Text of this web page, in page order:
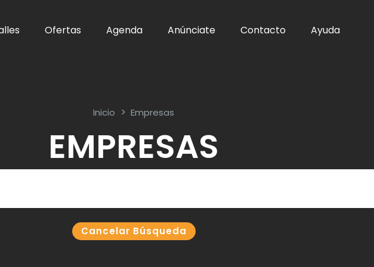
Ofertas Agenda Anúnciate Contacto Ayuda
Inicio Empresas
EMPRESAS
Cancelar Búsqueda